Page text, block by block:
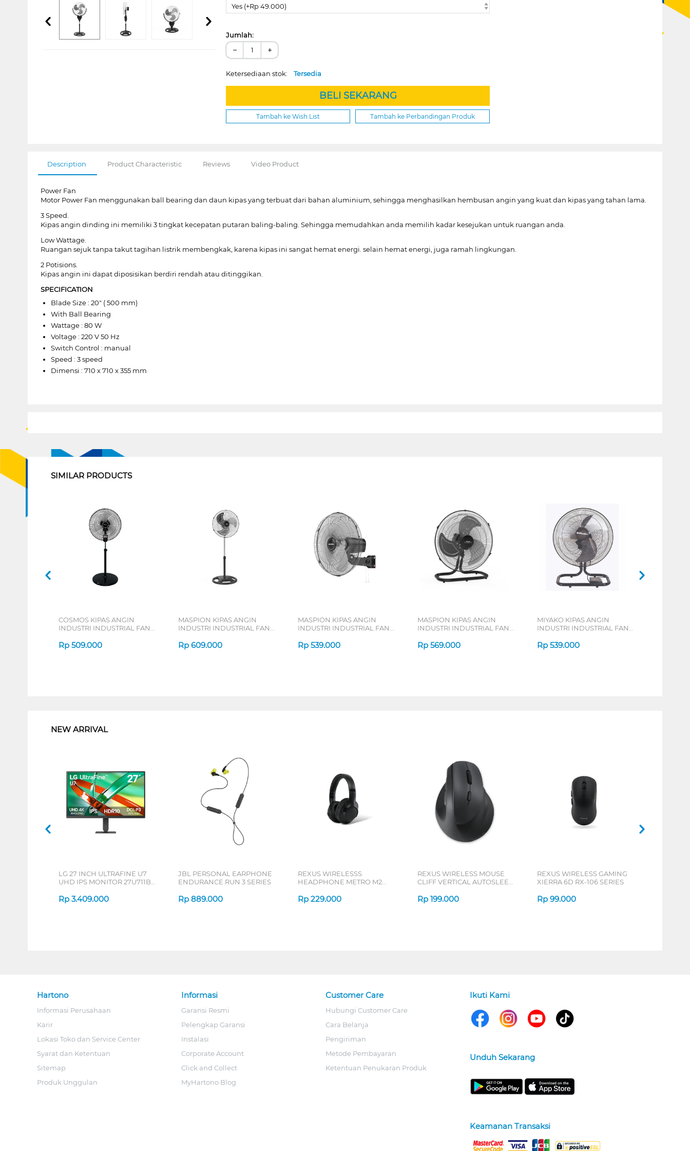
Yes (+Rp 49.000)
Jumlah:
− +
Ketersediaan stok:Tersedia
BELI SEKARANG
Tambah ke Wish List Tambah ke Perbandingan Produk
Description Product Characteristic Reviews Video Product
Power Fan
Motor Power Fan menggunakan ball bearing dan daun kipas yang terbuat dari bahan aluminium, sehingga menghasilkan hembusan angin yang kuat dan kipas yang tahan lama.
3 Speed.
Kipas angin dinding ini memiliki 3 tingkat kecepatan putaran baling-baling. Sehingga memudahkan anda memilih kadar kesejukan untuk ruangan anda.
Low Wattage.
Ruangan sejuk tanpa takut tagihan listrik membengkak, karena kipas ini sangat hemat energi. selain hemat energi, juga ramah lingkungan.
2 Potisions.
Kipas angin ini dapat diposisikan berdiri rendah atau ditinggikan.
SPECIFICATION
Blade Size : 20" ( 500 mm)
With Ball Bearing
Wattage : 80 W
Voltage : 220 V 50 Hz
Switch Control : manual
Speed : 3 speed
Dimensi : 710 x 710 x 355 mm
SIMILAR PRODUCTS
COSMOS KIPAS ANGIN
INDUSTRI INDUSTRIAL FAN
Rp 509.000
MASPION KIPAS ANGIN
INDUSTRI INDUSTRIAL FAN
Rp 609.000
MASPION KIPAS ANGIN
INDUSTRI INDUSTRIAL FAN
Rp 539.000
MASPION KIPAS ANGIN
INDUSTRI INDUSTRIAL FAN
Rp 569.000
MIYAKO KIPAS ANGIN
INDUSTRI INDUSTRIAL FAN
Rp 539.000
NEW ARRIVAL
LG 27 INCH ULTRAFINE U7
UHD IPS MONITOR 27U711B-
Rp 3.409.000
JBL PERSONAL EARPHONE
ENDURANCE RUN 3 SERIES
Rp 889.000
REXUS WIRELESSS
HEADPHONE METRO M2
Rp 229.000
REXUS WIRELESS MOUSE
CLIFF VERTICAL AUTOSLEEP
Rp 199.000
REXUS WIRELESS GAMING
XIERRA 6D RX-106 SERIES
Rp 99.000
Hartono
Informasi Perusahaan
Karir
Lokasi Toko dan Service Center
Syarat dan Ketentuan
Sitemap
Produk Unggulan
Informasi
Garansi Resmi
Pelengkap Garansi
Instalasi
Corporate Account
Click and Collect
MyHartono Blog
Customer Care
Hubungi Customer Care
Cara Belanja
Pengiriman
Metode Pembayaran
Ketentuan Penukaran Produk
Ikuti Kami
Unduh Sekarang
Keamanan Transaksi